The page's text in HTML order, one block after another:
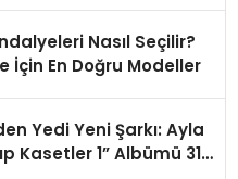
Nasıl Seçilir?
İçin En Doğru Modeller
Yedi Yeni Şarkı: Ayla
Kasetler 1” Albümü 31